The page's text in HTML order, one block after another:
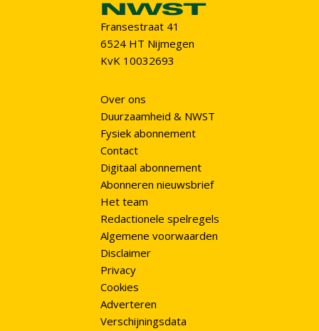
Fransestraat 41
6524 HT Nijmegen
KvK 10032693
Over ons
Duurzaamheid & NWST
Fysiek abonnement
Contact
Digitaal abonnement
Abonneren nieuwsbrief
Het team
Redactionele spelregels
Algemene voorwaarden
Disclaimer
Privacy
Cookies
Adverteren
Verschijningsdata